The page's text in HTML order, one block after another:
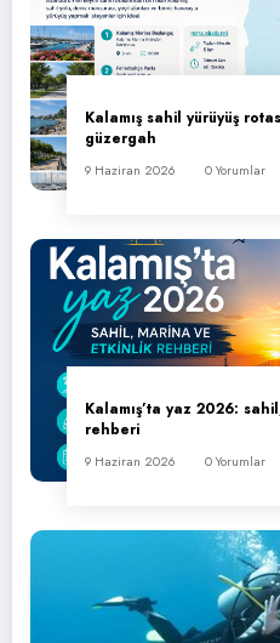
Kalamış sahil yürüyüş
güzergah
9 Haziran 2026 0 Yorumlar
Kalamış’ta yaz 2026:
rehberi
9 Haziran 2026 0 Yorumlar